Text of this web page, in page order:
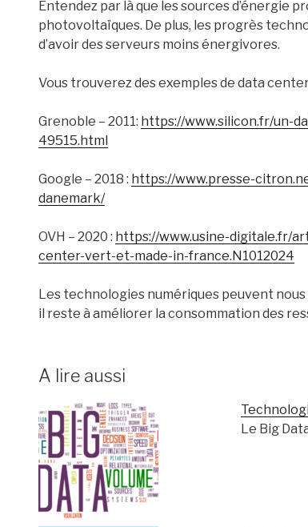
Entendez par là que les sources d’énergie
photovoltaïques. De plus, les progrès
d’avoir des serveurs moins énergivores.
Vous trouverez des exemples de data
Grenoble – 2011: https://www.silicon.fr/un-
49515.html
Google – 2018 : https://www.presse-
danemark/
OVH – 2020 : https://www.usine-digitale.fr/
center-vert-et-made-in-france.N1012024
Les technologies numériques peuvent
il reste à améliorer la consommation des
A lire aussi
Le Big